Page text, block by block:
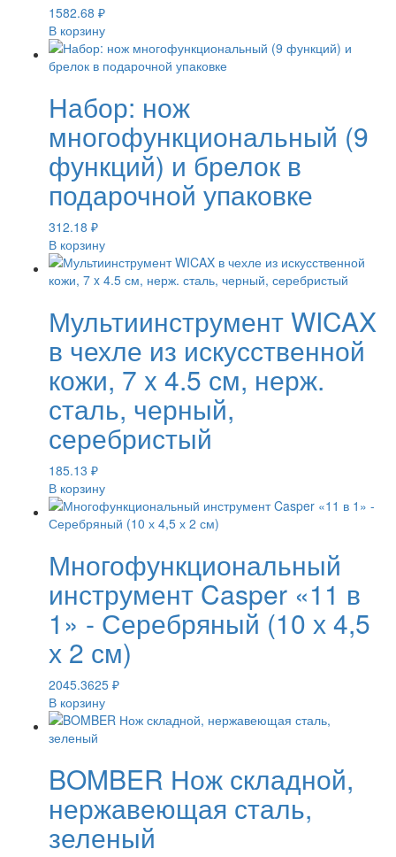
1582.68 ₽
В корзину
Набор: нож
многофункциональный (9
функций) и брелок в
подарочной упаковке
312.18 ₽
В корзину
Мультиинструмент WICAX
в чехле из искусственной
кожи, 7 x 4.5 см, нерж.
сталь, черный,
серебристый
185.13 ₽
В корзину
Многофункциональный
инструмент Casper «11 в
1» - Серебряный (10 х 4,5
х 2 см)
2045.3625 ₽
В корзину
BOMBER Нож складной,
нержавеющая сталь,
зеленый